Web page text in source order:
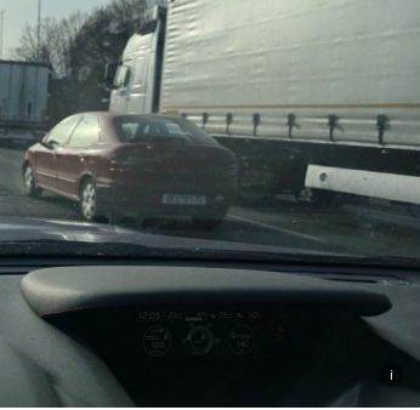
i